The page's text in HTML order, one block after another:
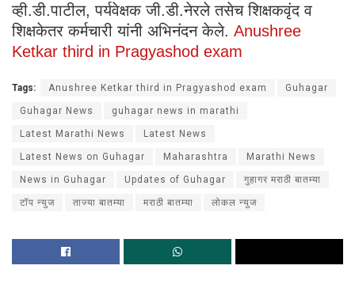
व्ही.डी.पाटील, पर्यवेक्षक जी.डी.नेरले तसेच शिक्षकवृंद व
शिक्षकेतर कर्मचारी यांनी अभिनंदन केले. Anushree
Ketkar third in Pragyashod exam
Tags: Anushree Ketkar third in Pragyashod exam Guhagar
Guhagar News guhagar news in marathi
Latest Marathi News Latest News
Latest News on Guhagar Maharashtra Marathi News
News in Guhagar Updates of Guhagar गुहागर मराठी बातम्या
टॉप न्युज ताज्या बातम्या मराठी बातम्या लोकल न्युज